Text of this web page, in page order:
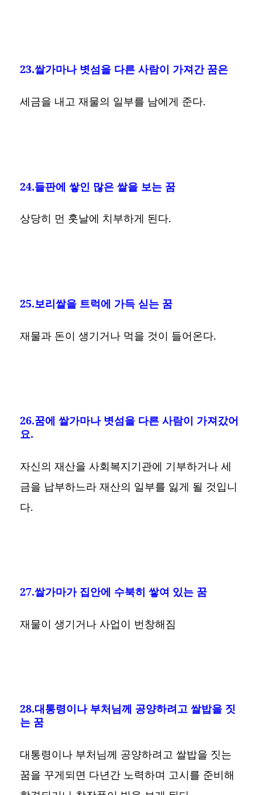
23.쌀가마나 볏섬을 다른 사람이 가져간 꿈은
세금을 내고 재물의 일부를 남에게 준다.
24.들판에 쌓인 많은 쌀을 보는 꿈
상당히 먼 훗날에 치부하게 된다.
25.보리쌀을 트럭에 가득 싣는 꿈
재물과 돈이 생기거나 먹을 것이 들어온다.
26.꿈에 쌀가마나 볏섬을 다른 사람이 가져갔어
요.
자신의 재산을 사회복지기관에 기부하거나 세
금을 납부하느라 재산의 일부를 잃게 될 것입니
다.
27.쌀가마가 집안에 수북히 쌓여 있는 꿈
재물이 생기거나 사업이 번창해짐
28.대통령이나 부처님께 공양하려고 쌀밥을 짓
는 꿈
대통령이나 부처님께 공양하려고 쌀밥을 짓는
꿈을 꾸게되면 다년간 노력하며 고시를 준비해